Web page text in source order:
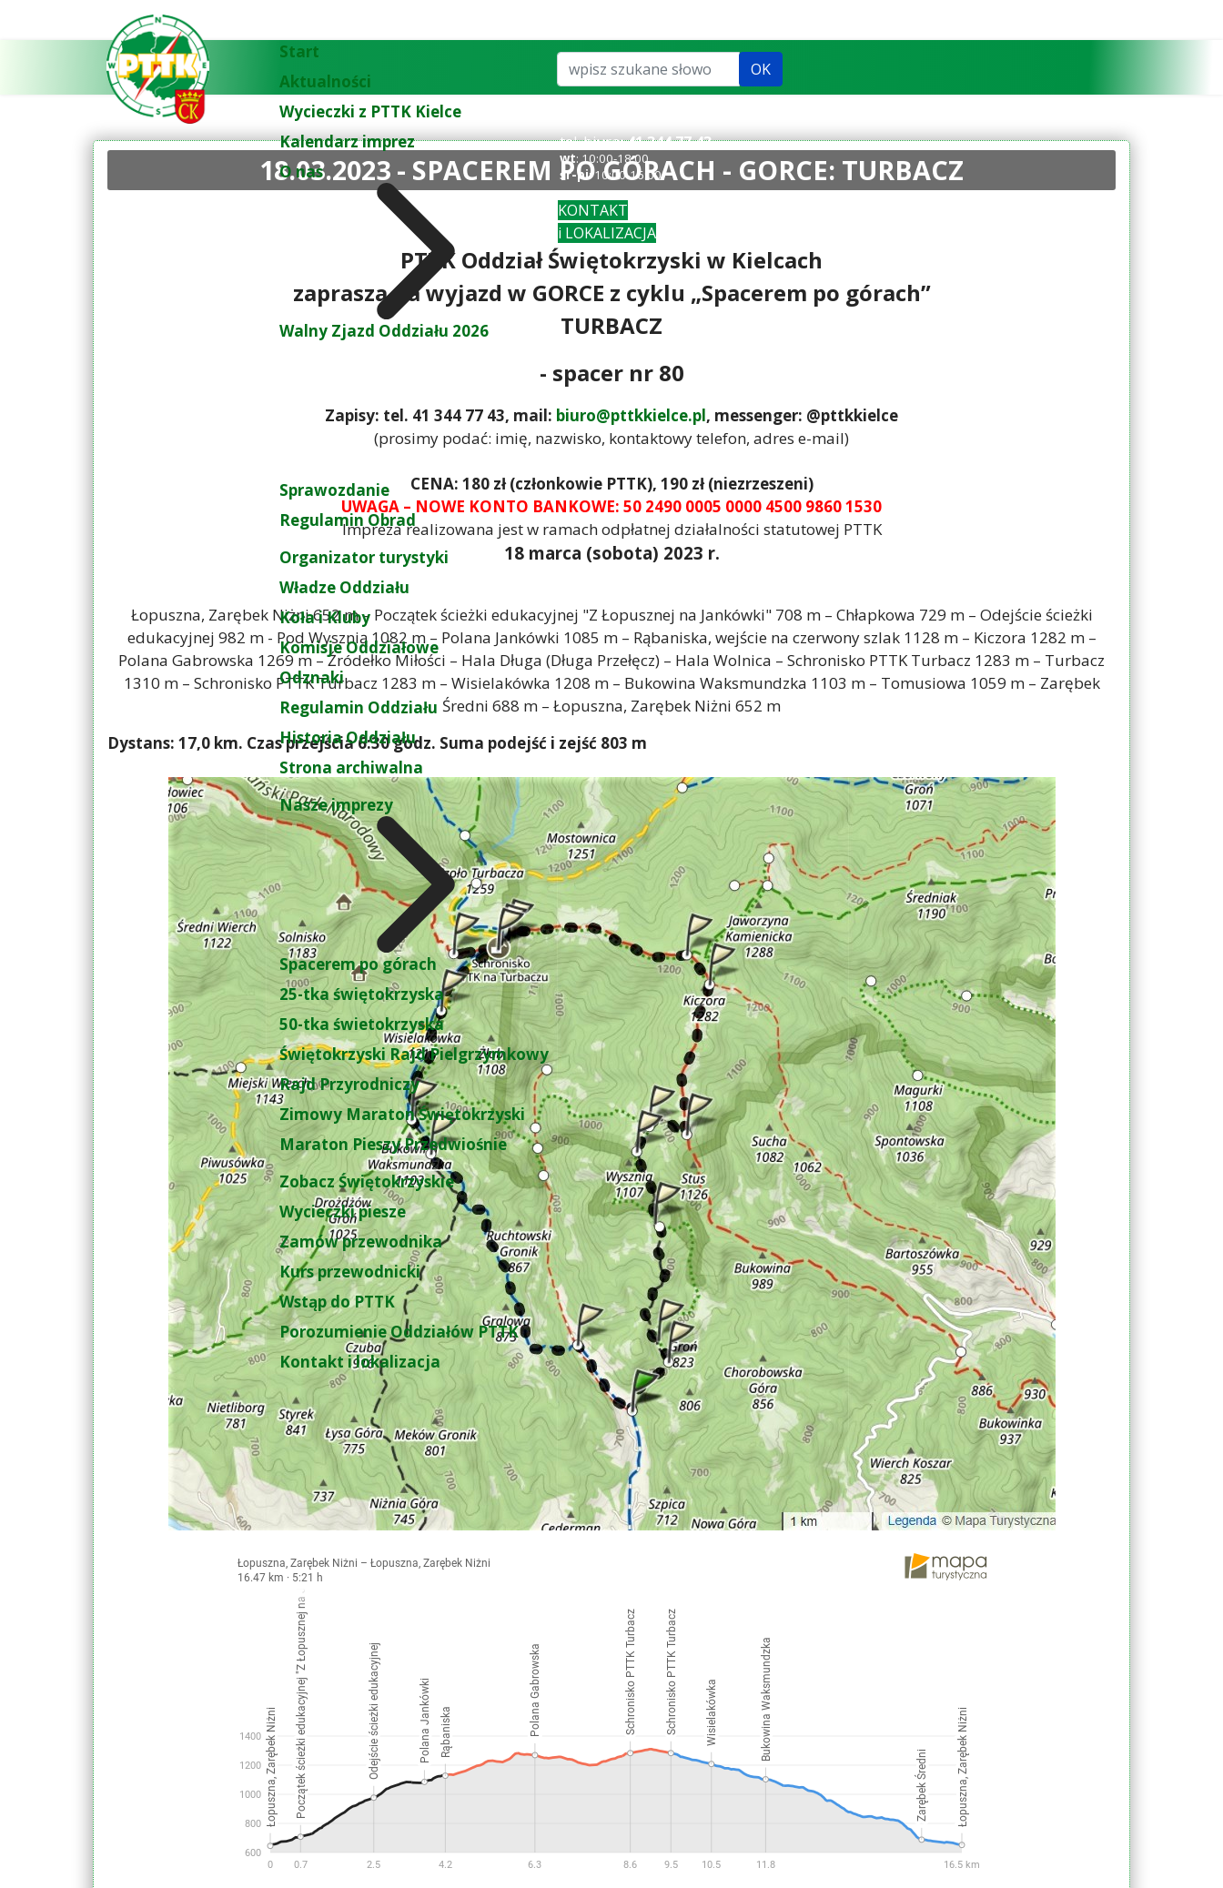
Start
Aktualności
Wycieczki z PTTK Kielce
Kalendarz imprez
O nas
Walny Zjazd Oddziału 2026
Sprawozdanie
Regulamin Obrad
Organizator turystyki
Władze Oddziału
Koła i Kluby
Komisje Oddziałowe
Odznaki
Regulamin Oddziału
Historia Oddziału
Strona archiwalna
Nasze imprezy
Spacerem po górach
25-tka świętokrzyska
50-tka świetokrzyska
Świętokrzyski Rajd Pielgrzymkowy
Rajd Przyrodniczy
Zimowy Maraton Świętokrzyski
Maraton Pieszy Przedwiośnie
Zobacz Świętokrzyskie
Wycieczki piesze
Zamów przewodnika
Kurs przewodnicki
Wstąp do PTTK
Porozumienie Oddziałów PTTK
Kontakt i lokalizacja
Szukaj... OK
tel. biuro:41 344 77 43
wt: 10:00-18:00
śr-pi: 10:00-16:00
KONTAKT
i LOKALIZACJA
18.03.2023 - SPACEREM PO GÓRACH - GORCE: TURBACZ
PTTK Oddział Świętokrzyski w Kielcach
zaprasza na wyjazd w GORCE z cyklu „Spacerem po górach”
TURBACZ
- spacer nr 80
Zapisy: tel. 41 344 77 43, mail: biuro@pttkkielce.pl, messenger: @pttkkielce
(prosimy podać: imię, nazwisko, kontaktowy telefon, adres e-mail)
CENA: 180 zł (członkowie PTTK), 190 zł (niezrzeszeni)
UWAGA – NOWE KONTO BANKOWE: 50 2490 0005 0000 4500 9860 1530
Impreza realizowana jest w ramach odpłatnej działalności statutowej PTTK
18 marca (sobota) 2023 r.
Łopuszna, Zarębek Niżni 652 m – Początek ścieżki edukacyjnej "Z Łopusznej na Jankówki" 708 m – Chłapkowa 729 m – Odejście ścieżki
edukacyjnej 982 m - Pod Wysznią 1082 m – Polana Jankówki 1085 m – Rąbaniska, wejście na czerwony szlak 1128 m – Kiczora 1282 m –
Polana Gabrowska 1269 m – Źródełko Miłości – Hala Długa (Długa Przełęcz) – Hala Wolnica – Schronisko PTTK Turbacz 1283 m – Turbacz
1310 m – Schronisko PTTK Turbacz 1283 m – Wisielakówka 1208 m – Bukowina Waksmundzka 1103 m – Tomusiowa 1059 m – Zarębek
Średni 688 m – Łopuszna, Zarębek Niżni 652 m
Dystans: 17,0 km. Czas przejścia 6:30 godz. Suma podejść i zejść 803 m